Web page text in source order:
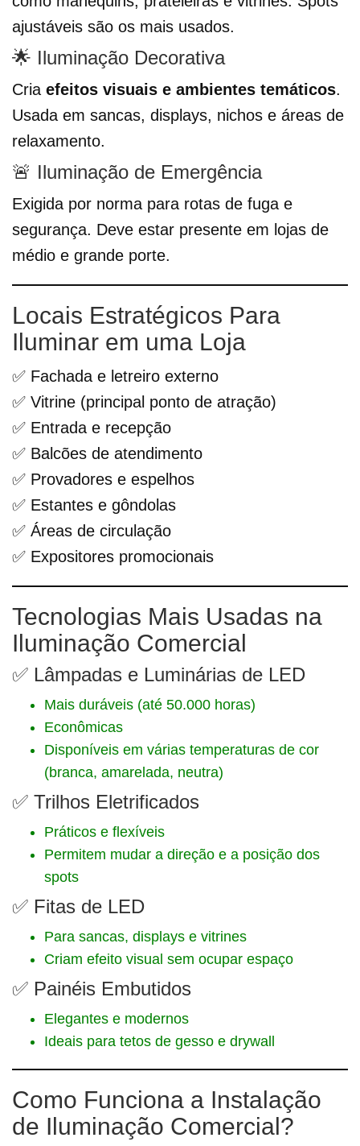
ajustáveis são os mais usados.
🌟 Iluminação Decorativa
Cria efeitos visuais e ambientes temáticos.
Usada em sancas, displays, nichos e áreas de
relaxamento.
🚨 Iluminação de Emergência
Exigida por norma para rotas de fuga e
segurança. Deve estar presente em lojas de
médio e grande porte.
Locais Estratégicos Para
Iluminar em uma Loja
✅ Fachada e letreiro externo
✅ Vitrine (principal ponto de atração)
✅ Entrada e recepção
✅ Balcões de atendimento
✅ Provadores e espelhos
✅ Estantes e gôndolas
✅ Áreas de circulação
✅ Expositores promocionais
Tecnologias Mais Usadas na
Iluminação Comercial
✅ Lâmpadas e Luminárias de LED
Mais duráveis (até 50.000 horas)
Econômicas
Disponíveis em várias temperaturas de cor
(branca, amarelada, neutra)
✅ Trilhos Eletrificados
Práticos e flexíveis
Permitem mudar a direção e a posição dos
spots
✅ Fitas de LED
Para sancas, displays e vitrines
Criam efeito visual sem ocupar espaço
✅ Painéis Embutidos
Elegantes e modernos
Ideais para tetos de gesso e drywall
Como Funciona a Instalação
de Iluminação Comercial?